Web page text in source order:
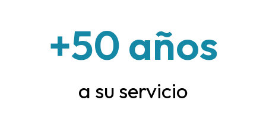
a su servicio
+50 años